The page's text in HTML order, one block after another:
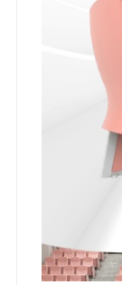
完美结合。